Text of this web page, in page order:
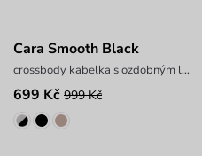
Cara Smooth Black
crossbody kabelka s ozdobným logem
699 Kč 999 Kč